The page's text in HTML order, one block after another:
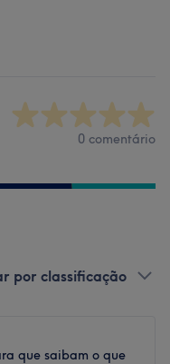
0 comentário
por classificação
que saibam o que